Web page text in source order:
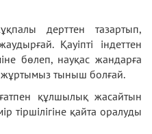
дерттен тазартып,
Қауіпті індеттен
бөлеп, науқас жандарға
жұртымыз тыныш болғай.
құлшылық жасайтын
тіршілігіне қайта оралуды